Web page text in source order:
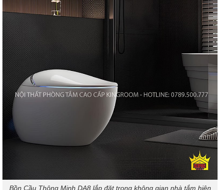
Bồn Cầu Thông Minh DA8 lắp đặt trong không gian nhà tắm hiện